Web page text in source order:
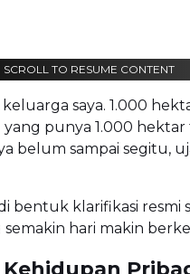
SCROLL TO RESUME CONTENT
saya. 1.000
yang punya 1.000
belum sampai segitu,
bentuk klarifikasi resmi
hari makin